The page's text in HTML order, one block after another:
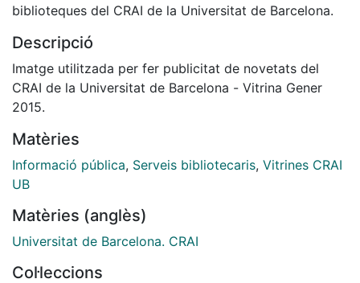
biblioteques del CRAI de la Universitat de Barcelona.
Descripció
Imatge utilitzada per fer publicitat de novetats del
CRAI de la Universitat de Barcelona - Vitrina Gener
2015.
Matèries
Informació pública, Serveis bibliotecaris, Vitrines CRAI
UB
Matèries (anglès)
Universitat de Barcelona. CRAI
Col·leccions